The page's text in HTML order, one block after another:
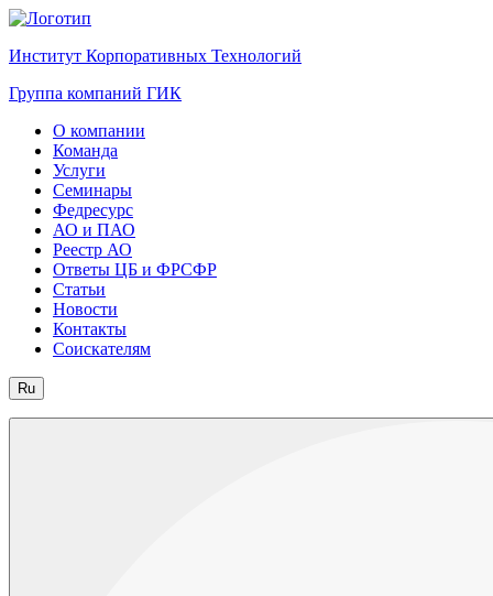
Институт Корпоративных Технологий
Группа компаний ГИК
О компании
Команда
Услуги
Семинары
Федресурс
АО и ПАО
Реестр АО
Ответы ЦБ и ФРСФР
Статьи
Новости
Контакты
Соискателям
Ru